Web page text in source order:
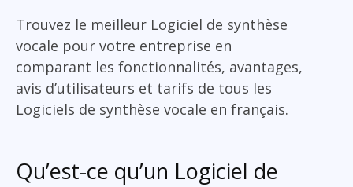
Trouvez le meilleur Logiciel de synthèse
vocale pour votre entreprise en
comparant les fonctionnalités, avantages,
avis d’utilisateurs et tarifs de tous les
Logiciels de synthèse vocale en français.
Qu’est-ce qu’un Logiciel de